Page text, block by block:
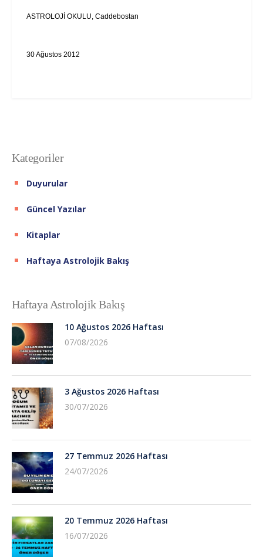
ASTROLOJİ OKULU, Caddebostan
30 Ağustos 2012
Kategoriler
Duyurular
Güncel Yazılar
Kitaplar
Haftaya Astrolojik Bakış
Haftaya Astrolojik Bakış
10 Ağustos 2026 Haftası
07/08/2026
3 Ağustos 2026 Haftası
30/07/2026
27 Temmuz 2026 Haftası
24/07/2026
20 Temmuz 2026 Haftası
16/07/2026